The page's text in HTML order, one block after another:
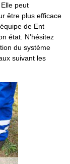
peut
être plus efficace
de Ent
état. N’hésitez
du système
suivant les